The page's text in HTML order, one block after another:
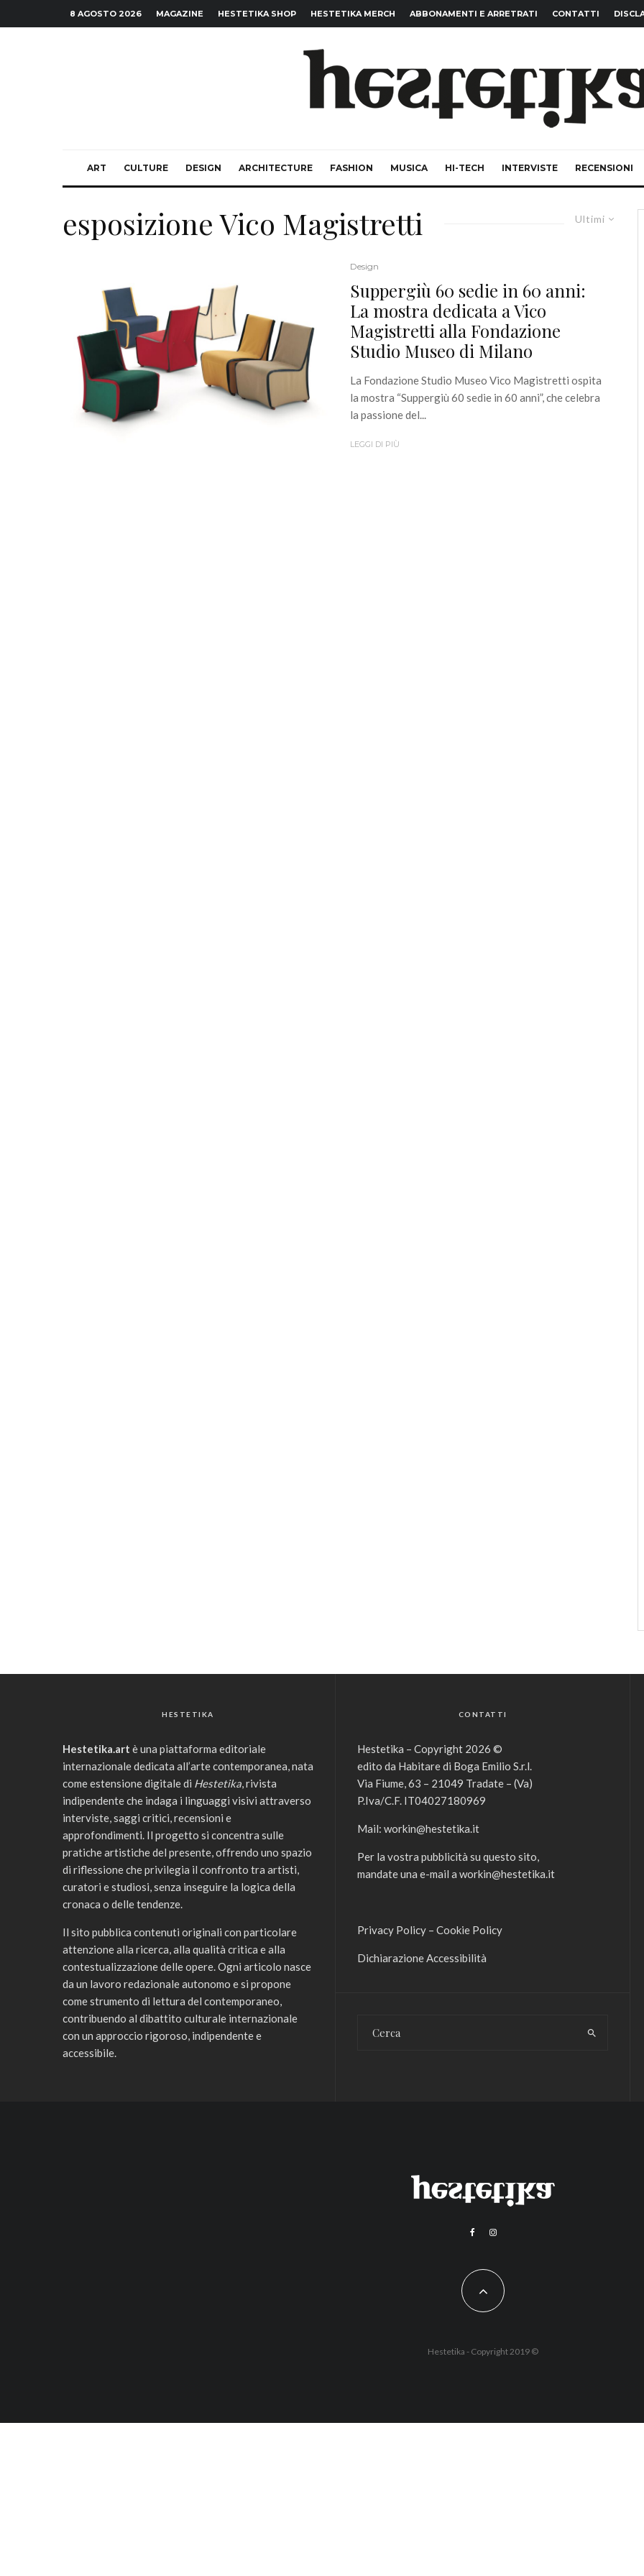
8 AGOSTO 2026 MAGAZINE HESTETIKA SHOP HESTETIKA MERCH ABBONAMENTI E ARRETRATI CONTATTI
ART CULTURE DESIGN ARCHITECTURE FASHION MUSICA HI-TECH INTERVISTE RECENSIONI
Ultimi
esposizione Vico Magistretti
Design
Suppergiù 60 sedie in 60 anni:
La mostra dedicata a Vico
Magistretti alla Fondazione
Studio Museo di Milano
La Fondazione Studio Museo Vico Magistretti ospita
la mostra “Suppergiù 60 sedie in 60 anni”, che celebra
la passione del...
LEGGI DI PIÙ
HESTETIKA
Hestetika.art è una piattaforma editoriale
internazionale dedicata all’arte contemporanea, nata
come estensione digitale di Hestetika, rivista
indipendente che indaga i linguaggi visivi attraverso
interviste, saggi critici, recensioni e
approfondimenti. Il progetto si concentra sulle
pratiche artistiche del presente, offrendo uno spazio
di riflessione che privilegia il confronto tra artisti,
curatori e studiosi, senza inseguire la logica della
cronaca o delle tendenze.
Il sito pubblica contenuti originali con particolare
attenzione alla ricerca, alla qualità critica e alla
contestualizzazione delle opere. Ogni articolo nasce
da un lavoro redazionale autonomo e si propone
come strumento di lettura del contemporaneo,
contribuendo al dibattito culturale internazionale
con un approccio rigoroso, indipendente e
accessibile.
CONTATTI
Hestetika – Copyright 2026 ©
edito da Habitare di Boga Emilio S.r.l.
Via Fiume, 63 – 21049 Tradate – (Va)
P.Iva/C.F. IT04027180969
Mail: workin@hestetika.it
Per la vostra pubblicità su questo sito,
mandate una e-mail a workin@hestetika.it
Privacy Policy – Cookie Policy
Dichiarazione Accessibilità
Hestetika - Copyright 2019 ©